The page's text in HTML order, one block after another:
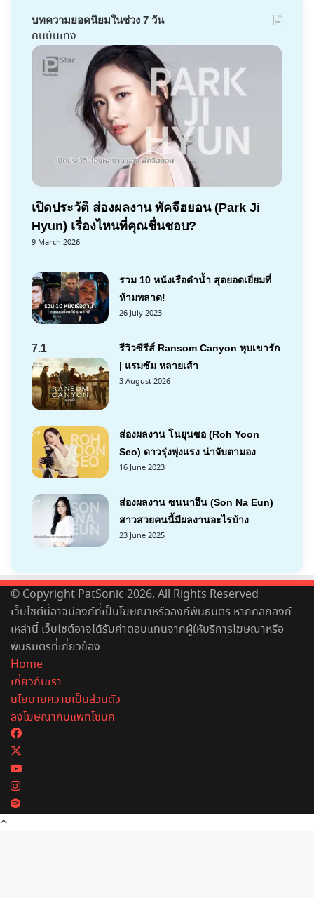
บทความยอดนิยมในช่วง 7 วัน
คนบันเทิง
เปิดประวัติ ส่องผลงาน พัคจีฮยอน (Park Ji
Hyun) เรื่องไหนที่คุณชื่นชอบ?
9 March 2026
รวม 10 หนังเรือดำน้ำ สุดยอดเยี่ยมที่
ห้ามพลาด!
26 July 2023
7.1
รีวิวซีรีส์ Ransom Canyon หุบเขารัก
| แรมซัม หลายเส้า
3 August 2026
ส่องผลงาน โนยุนซอ (Roh Yoon
Seo) ดาวรุ่งพุ่งแรง น่าจับตามอง
16 June 2023
ส่องผลงาน ซนนาอึน (Son Na Eun)
สาวสวยคนนี้มีผลงานอะไรบ้าง
23 June 2025
© Copyright PatSonic 2026, All Rights Reserved
เว็บไซต์นี้อาจมีลิงก์ที่เป็นโฆษณาหรือลิงก์พันธมิตร หากคลิกลิงก์
เหล่านี้ เว็บไซต์อาจได้รับค่าตอบแทนจากผู้ให้บริการโฆษณาหรือ
พันธมิตรที่เกี่ยวข้อง
Home
เกี่ยวกับเรา
นโยบายความเป็นส่วนตัว
ลงโฆษณากับแพทโซนิค